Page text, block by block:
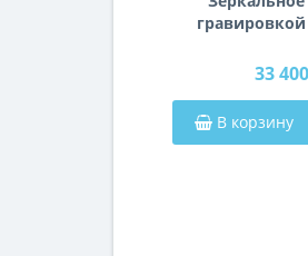
33
В корзину